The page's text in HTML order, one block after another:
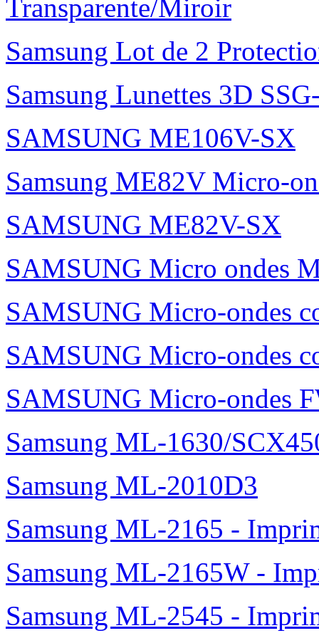
Transparente/Miroir
Samsung Lot de 2
Samsung Lunettes 3D
SAMSUNG ME106V-SX
Samsung ME82V Micro-
SAMSUNG ME82V-SX
SAMSUNG Micro ondes
SAMSUNG Micro-ondes
SAMSUNG Micro-ondes
SAMSUNG Micro-ondes
Samsung ML-1630/
Samsung ML-2010D3
Samsung ML-2165 -
Samsung ML-2165W -
Samsung ML-2545 -